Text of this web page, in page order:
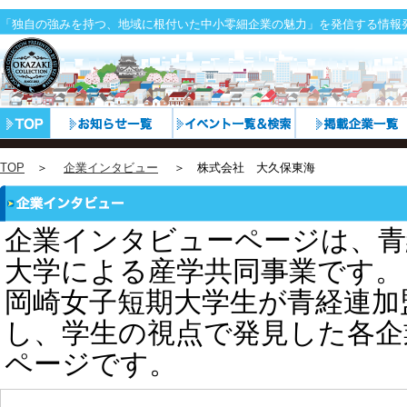
「独自の強みを持つ、地域に根付いた中小零細企業の魅力」を発信する情
TOP ＞ 企業インタビュー ＞ 株式会社 大久保東海
企業インタビューページは、
大学による産学共同事業です。
岡崎女子短期大学生が青経連
し、学生の視点で発見した各
ページです。